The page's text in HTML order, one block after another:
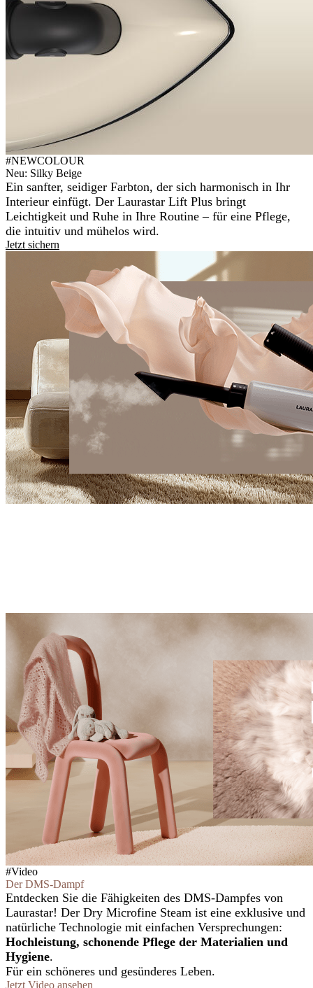
#NEWCOLOUR
Neu: Silky Beige
Ein sanfter, seidiger Farbton, der sich harmonisch in Ihr
Interieur einfügt. Der Laurastar Lift Plus bringt
Leichtigkeit und Ruhe in Ihre Routine – für eine Pflege,
die intuitiv und mühelos wird.
Jetzt sichern
#Video
Der DMS-Dampf
Entdecken Sie die Fähigkeiten des DMS-Dampfes von
Laurastar! Der Dry Microfine Steam ist eine exklusive und
natürliche Technologie mit einfachen Versprechungen:
Hochleistung, schonende Pflege der Materialien und
Hygiene.
Für ein schöneres und gesünderes Leben.
Jetzt Video ansehen